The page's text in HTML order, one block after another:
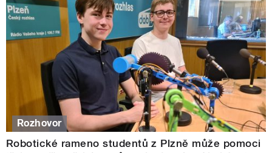
Rozhovor
Robotické rameno studentů z Plzně může pomoci